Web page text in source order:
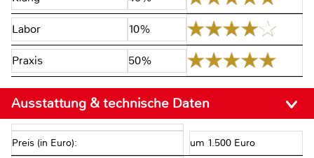
Labor 10%
Praxis 50%
Ausstattung & technische Daten
Preis (in Euro): um 1.500 Euro